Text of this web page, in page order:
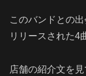
このバンドとの
リリースされた4
店舗の紹介文を